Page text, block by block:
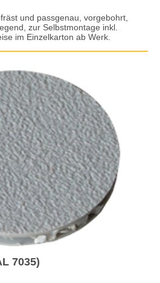
und passgenau, vorgebohrt,
zur Selbstmontage inkl.
im Einzelkarton ab Werk.
7035)